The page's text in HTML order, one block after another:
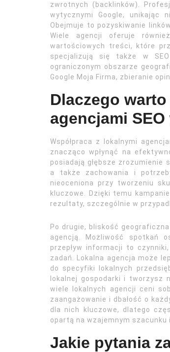
zwrotnych (backlinków).
wytycznymi Google, unikając
Obejmuje to pozyskiwanie
Wiele agencji oferuje
wartościowych treści, które
specjalizują się także w
ograniczonym obszarze
Google Moja Firma, zbieranie
Dlaczego
agencjami
Współpraca z lokalnymi
znacząco wpłynąć na
posiadają głębsze zrozumienie
a także zachowania i
nieoceniona przy tworzeniu
kluczowe. Dzięki temu
rezultaty, szczególnie w
Po drugie, bliskość
agencją. Możliwość spotkań
przepływ informacji to
zadań. Lokalna agencja może
do specyfiki lokalnych
lokalnej gospodarki i tworzysz
wiele lokalnych agencji ceni
zaangażowanie i dbałość o
dla nich kluczowe, dlatego
opartą na wzajemnym szacunku
Jakie pytania